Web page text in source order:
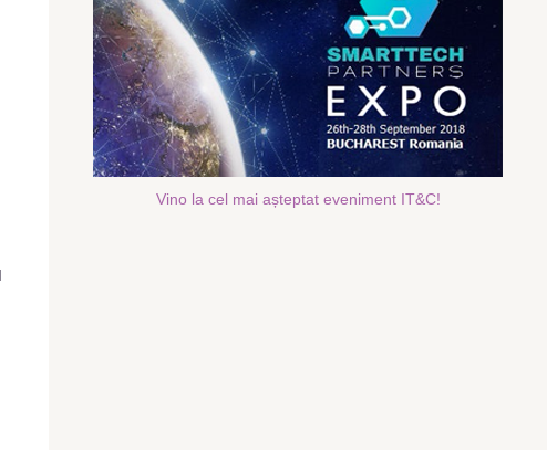
Vino la cel mai așteptat eveniment IT&C!